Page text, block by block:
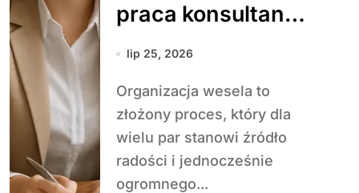
praca konsultanta
ślubnego
lip 25, 2026
Organizacja wesela to
złożony proces, który dla
wielu par stanowi źródło
radości i jednocześnie
ogromnego...